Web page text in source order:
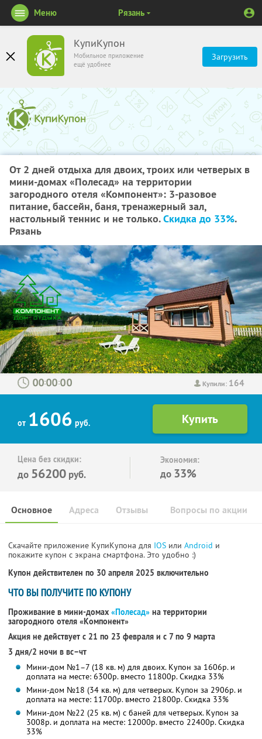
КупиКупон
Мобильное приложение
ещё удобнее
Загрузить
Меню Рязань
От 2 дней отдыха для двоих, троих или четверых в
мини-домах «Полесад» на территории
загородного отеля «Компонент»: 3-разовое
питание, бассейн, баня, тренажерный зал,
настольный теннис и не только.Скидка до 33%.
Рязань
Купили: 164
: :
от 1606 руб.
Цена без скидки:
до 56200 руб.
Экономия:
до 33%
Основное Отзывы Вопросы по акции
Адреса
Скачайте приложение КупиКупона для IOS или Android и
покажите купон с экрана смартфона. Это удобно :)
Купон действителен по 30 апреля 2025 включительно
ЧТО ВЫ ПОЛУЧИТЕ ПО КУПОНУ
Проживание в мини-домах «Полесад» на территории
загородного отеля «Компонент»
Акция не действует с 21 по 23 февраля и с 7 по 9 марта
3 дня/2 ночи в вс–чт
Мини-дом №1–7 (18 кв. м) для двоих. Купон за 1606р. и
доплата на месте: 6300р. вместо 11800р. Скидка 33%
Мини-дом №18 (34 кв. м) для четверых. Купон за 2906р. и
доплата на месте: 11700р. вместо 21800р. Скидка 33%
Мини-дом №22 (25 кв. м) с баней для четверых. Купон за
3008р. и доплата на месте: 12000р. вместо 22400р. Скидка
33%